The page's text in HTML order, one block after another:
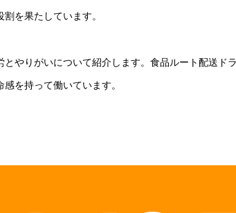
を果たしています。
やりがいについて紹介します。食品ルート配送ド
を持って働いています。